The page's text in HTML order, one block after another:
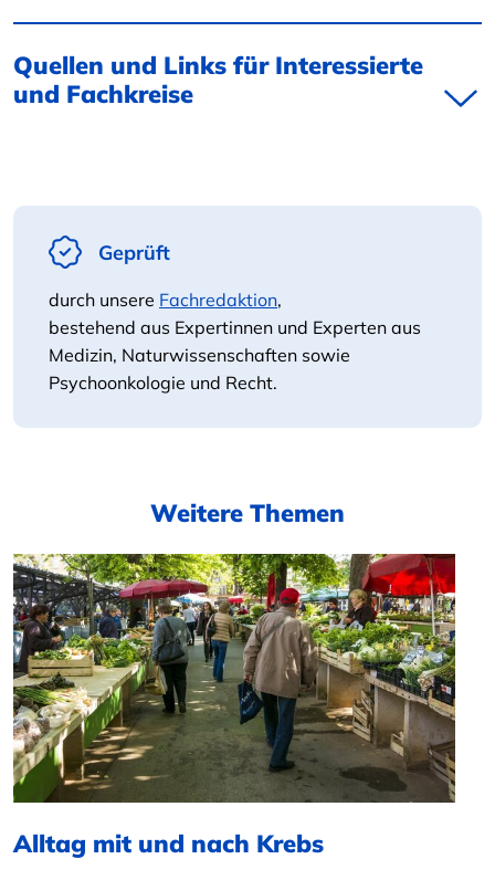
Quellen und Links für Interessierte
und Fachkreise
Geprüft
durch unsere Fachredaktion,
bestehend aus Expertinnen und Experten aus
Medizin, Naturwissenschaften sowie
Psychoonkologie und Recht.
Weitere Themen
Alltag mit und nach Krebs